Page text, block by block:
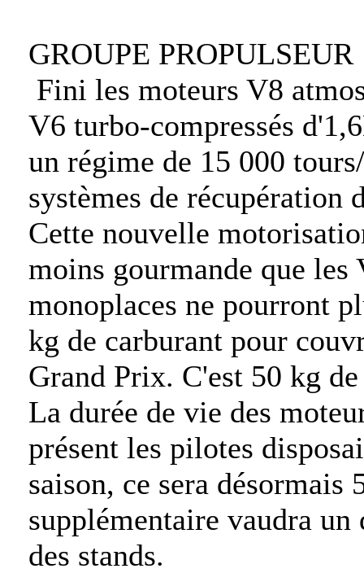
GROUPE PROPULSEUR
Fini les moteurs V8
V6 turbo-compressés
un régime de 15 000
systèmes de récupération
Cette nouvelle
moins gourmande que les
monoplaces ne pourront
kg de carburant pour
Grand Prix. C'est 50 kg
La durée de vie des
présent les pilotes
saison, ce sera désormais
supplémentaire vaudra
des stands.